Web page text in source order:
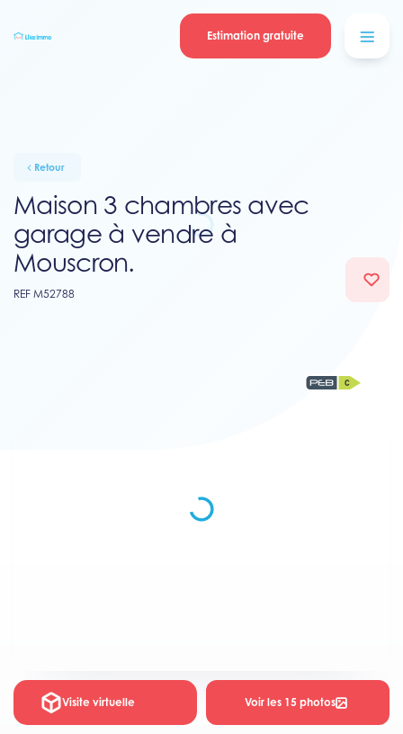
Estimation gratuite
Retour
Maison 3 chambres avec
garage à vendre à
Mouscron.
REF M52788
Visite virtuelle Voir les 15 photos